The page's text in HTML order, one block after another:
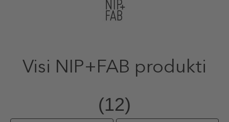
Visi NIP+FAB produkti
(12)